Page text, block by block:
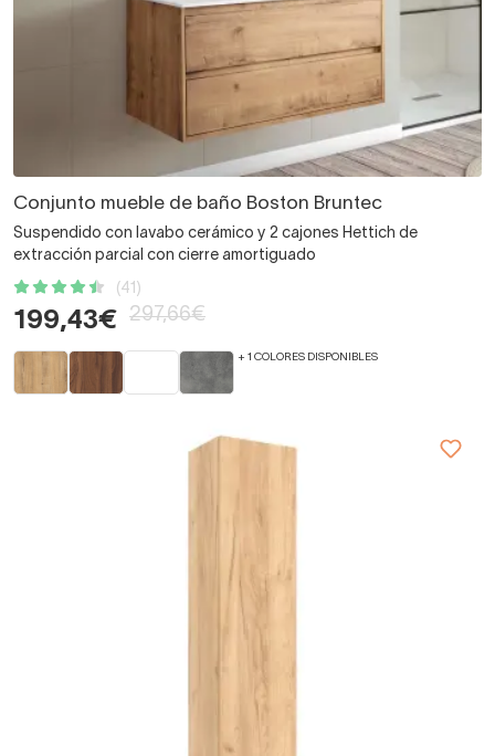
Conjunto mueble de baño Boston Bruntec
Suspendido con lavabo cerámico y 2 cajones Hettich de
extracción parcial con cierre amortiguado
(41)
199,43€ 297,66€
+ 1 COLORES DISPONIBLES